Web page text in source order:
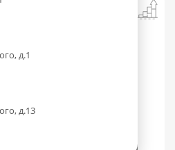
д.1
д.13